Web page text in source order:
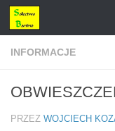
Przejdź do treści
INFORMACJE
PRZEZ WOJCIECH